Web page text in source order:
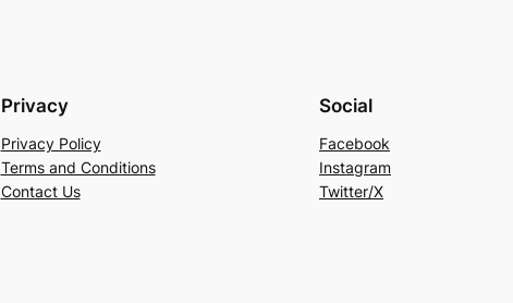
Privacy
Privacy Policy
Terms and Conditions
Contact Us
Social
Facebook
Instagram
Twitter/X